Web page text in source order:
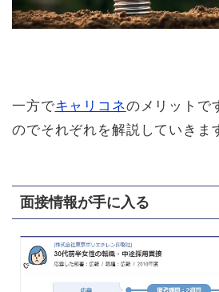
一方でキャリコネのメリットで
のでそれぞれを解説していきま
面接情報が手に入る